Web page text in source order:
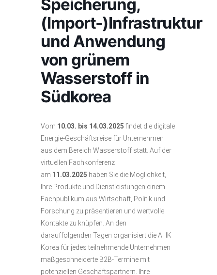
Speicherung,
(Import-)Infrastruktur
und Anwendung
von grünem
Wasserstoff in
Südkorea
Vom 10.03. bis 14.03.2025 findet die digitale
Energie-Geschäftsreise für Unternehmen
aus dem Bereich Wasserstoff statt. Auf der
virtuellen Fachkonferenz
am 11.03.2025 haben Sie die Möglichkeit,
Ihre Produkte und Dienstleistungen einem
Fachpublikum aus Wirtschaft, Politik und
Forschung zu präsentieren und wertvolle
Kontakte zu knüpfen. An den
darauffolgenden Tagen organisiert die AHK
Korea für jedes teilnehmende Unternehmen
maßgeschneiderte B2B-Termine mit
potenziellen Geschäftspartnern. Ihre